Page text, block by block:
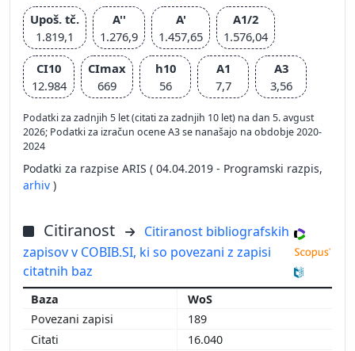
Upoš. tč.
1.819,1
A''
1.276,9
A'
1.457,65
A1/2
1.576,04
CI10
12.984
CImax
669
h10
56
A1
7,7
A3
3,56
Podatki za zadnjih 5 let (citati za zadnjih 10 let) na dan 5. avgust
2026; Podatki za izračun ocene A3 se nanašajo na obdobje 2020-
2024
Podatki za razpise ARIS ( 04.04.2019 - Programski razpis,
arhiv )
Citiranost
Citiranost bibliografskih
zapisov v COBIB.SI, ki so povezani z zapisi
citatnih baz
WoS
189
16.040